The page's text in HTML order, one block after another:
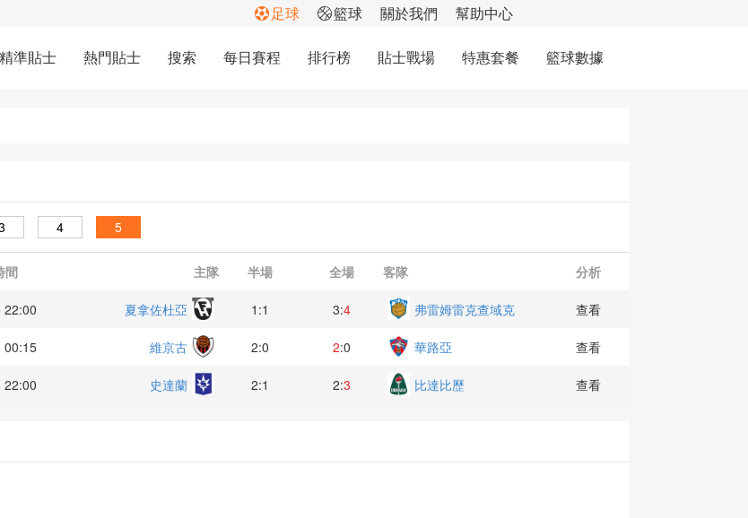
足球 籃球 關於我們 幫助中心
精準貼士 熱門貼士 搜索 每日賽程 排行榜 貼士戰場 特惠套餐 籃球數據
4 5
間 主隊 半場 全場 客隊 分析
22:00 夏拿佐杜亞 1:1 3:4 弗雷姆雷克查域克 查看
00:15 維京古 2:0 2:0 華路亞 查看
22:00 史達蘭 2:1 2:3 比達比歷 查看